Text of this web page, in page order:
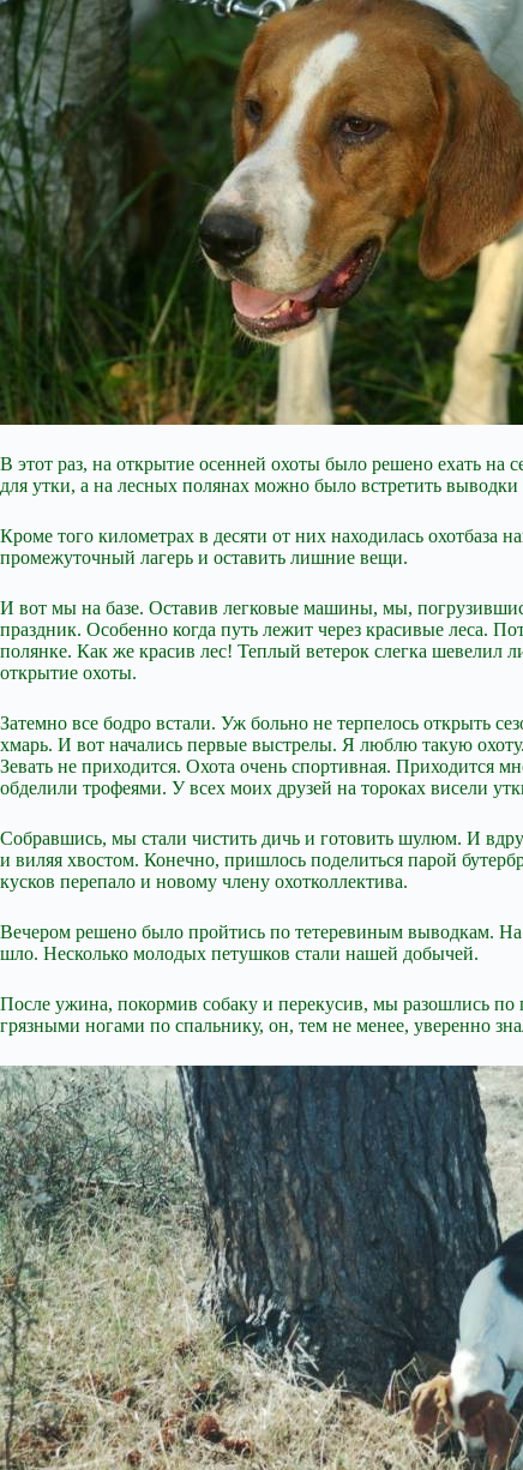
В этот раз, на открытие осенней охоты было решено ехать
для утки, а на лесных полянах можно было встретить выводки
Кроме того километрах в десяти от них находилась охотбаза
промежуточный лагерь и оставить лишние вещи.
И вот мы на базе. Оставив легковые машины, мы,
праздник. Особенно когда путь лежит через красивые леса.
полянке. Как же красив лес! Теплый ветерок слегка шевелил
открытие охоты.
Затемно все бодро встали. Уж больно не терпелось открыть
хмарь. И вот начались первые выстрелы. Я люблю такую
Зевать не приходится. Охота очень спортивная. Приходится
обделили трофеями. У всех моих друзей на тороках висели
Собравшись, мы стали чистить дичь и готовить шулюм. И
и виляя хвостом. Конечно, пришлось поделиться парой
кусков перепало и новому члену охотколлектива.
Вечером решено было пройтись по тетеревиным выводкам. На
шло. Несколько молодых петушков стали нашей добычей.
После ужина, покормив собаку и перекусив, мы разошлись по
грязными ногами по спальнику, он, тем не менее, уверенно